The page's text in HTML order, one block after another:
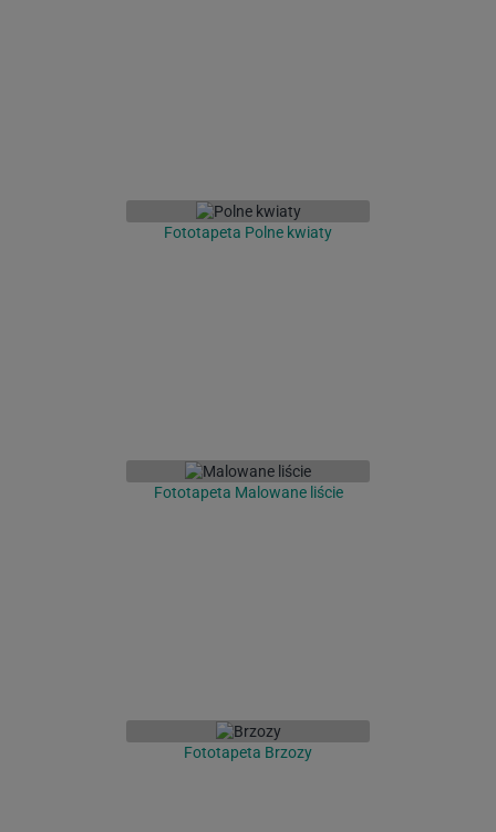
Fototapeta Polne kwiaty
Fototapeta Malowane liście
Fototapeta Brzozy